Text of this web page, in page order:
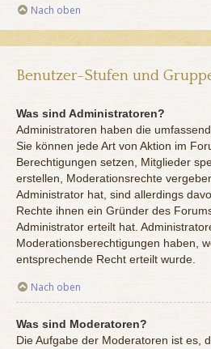
Nach oben
Benutzer-Stufen und
Was sind Administratoren?
Administratoren haben die
Sie können jede Art von Aktion im
Berechtigungen setzen, Mitglieder
erstellen, Moderationsrechte
Administrator hat, sind allerdings
Rechte ihnen ein Gründer des
Administrator erteilt hat.
Moderationsberechtigungen haben,
entsprechende Recht erteilt wurde.
Nach oben
Was sind Moderatoren?
Die Aufgabe der Moderatoren ist es,